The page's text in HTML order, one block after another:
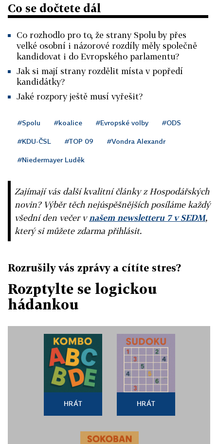
Co se dočtete dál
Co rozhodlo pro to, že strany Spolu by přes
velké osobní i názorové rozdíly měly společně
kandidovat i do Evropského parlamentu?
Jak si mají strany rozdělit místa v popředí
kandidátky?
Jaké rozpory ještě musí vyřešit?
#Spolu #koalice #Evropské volby #ODS
#KDU-ČSL #TOP 09 #Vondra Alexandr
#Niedermayer Luděk
Zajímají vás další kvalitní články z Hospodářských
novin? Výběr těch nejúspěšnějších posíláme každý
všední den večer vnašem newsletteru 7 v SEDM,
který si můžete zdarma přihlásit.
Rozrušily vás zprávy a cítíte stres?
Rozptylte se logickou
hádankou
HRÁT HRÁT